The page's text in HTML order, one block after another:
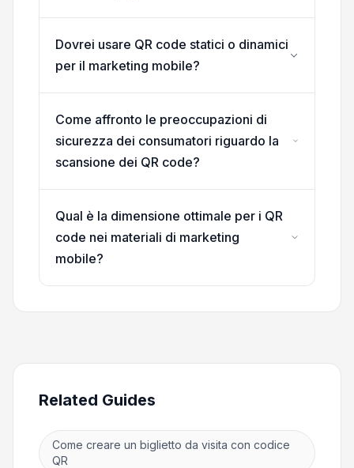
Dovrei usare QR code statici o dinamici
per il marketing mobile?
Come affronto le preoccupazioni di
sicurezza dei consumatori riguardo la
scansione dei QR code?
Qual è la dimensione ottimale per i QR
code nei materiali di marketing
mobile?
Related Guides
Come creare un biglietto da visita con codice
QR